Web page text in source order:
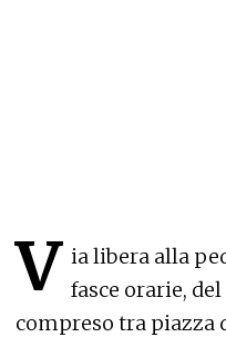
V ia libera alla
fasce orarie,
compreso tra piazza